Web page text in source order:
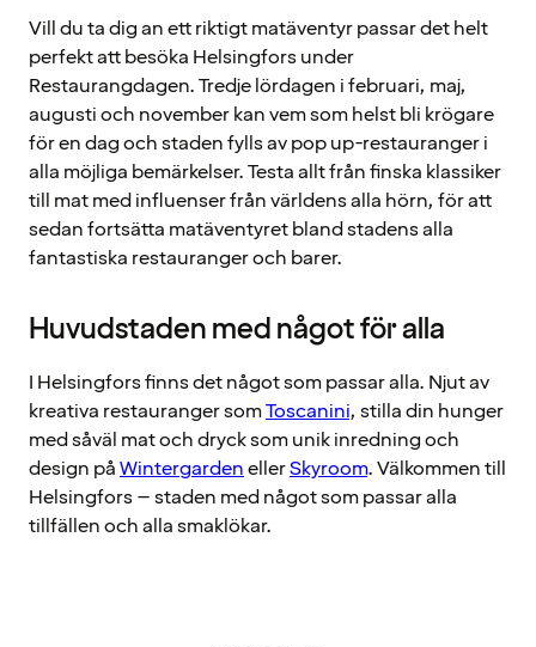
Vill du ta dig an ett riktigt matäventyr passar det helt
perfekt att besöka Helsingfors under
Restaurangdagen. Tredje lördagen i februari, maj,
augusti och november kan vem som helst bli krögare
för en dag och staden fylls av pop up-restauranger i
alla möjliga bemärkelser. Testa allt från finska klassiker
till mat med influenser från världens alla hörn, för att
sedan fortsätta matäventyret bland stadens alla
fantastiska restauranger och barer.
Huvudstaden med något för alla
I Helsingfors finns det något som passar alla. Njut av
kreativa restauranger somToscanini, stilla din hunger
med såväl mat och dryck som unik inredning och
design påWintergardenellerSkyroom. Välkommen till
Helsingfors – staden med något som passar alla
tillfällen och alla smaklökar.